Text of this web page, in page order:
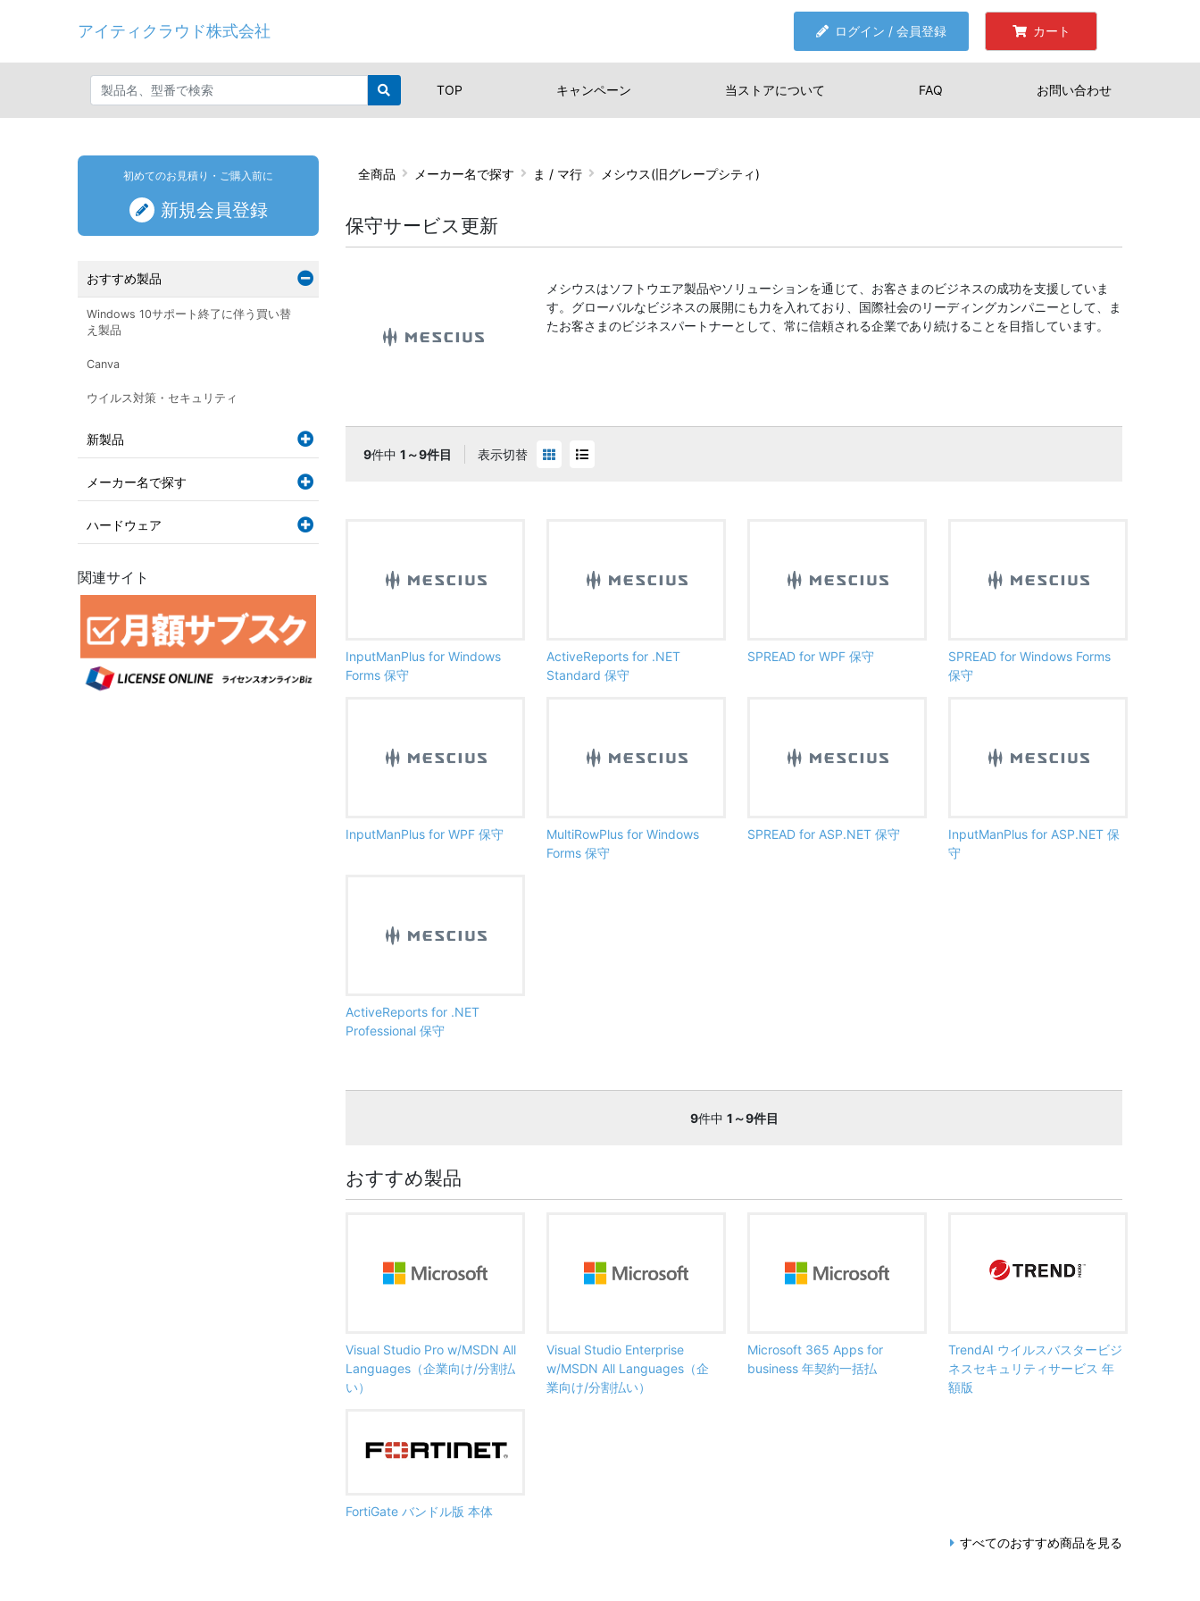
アイティクラウド株式会社 ログイン / 会員登録 カート
TOP キャンペーン 当ストアについて FAQ お問い合わせ
全商品 メーカー名で探す ま / マ行 メシウス(旧グレープシティ)
保守サービス更新
メシウスはソフトウエア製品やソリューションを通じて、お客さまのビジネスの成功を支援していま
す。グローバルなビジネスの展開にも力を入れており、国際社会のリーディングカンパニーとして、ま
たお客さまのビジネスパートナーとして、常に信頼される企業であり続けることを目指しています。
9件中 1～9件目 表示切替
InputManPlus for Windows
Forms 保守
ActiveReports for .NET
Standard 保守
SPREAD for WPF 保守
SPREAD for Windows Forms
保守
InputManPlus for WPF 保守
MultiRowPlus for Windows
Forms 保守
SPREAD for ASP.NET 保守
InputManPlus for ASP.NET 保
守
ActiveReports for .NET
Professional 保守
9件中 1～9件目
おすすめ製品
Visual Studio Pro w/MSDN All
Languages（企業向け/分割払
い）
Visual Studio Enterprise
w/MSDN All Languages（企
業向け/分割払い）
Microsoft 365 Apps for
business 年契約一括払
TrendAI ウイルスバスタービジ
ネスセキュリティサービス 年
額版
FortiGate バンドル版 本体
すべてのおすすめ商品を見る
初めてのお見積り・ご購入前に
新規会員登録
おすすめ製品
Windows 10サポート終了に伴う買い替
え製品
Canva
ウイルス対策・セキュリティ
新製品
メーカー名で探す
ハードウェア
関連サイト